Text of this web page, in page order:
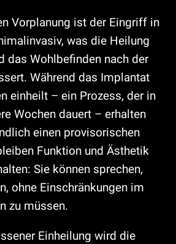
Vorplanung ist der Eingriff in
was die Heilung
das Wohlbefinden nach der
Während das Implantat
einheilt – ein Prozess, der in
Wochen dauert – erhalten
einen provisorischen
Funktion und Ästhetik
Sie können sprechen,
ohne Einschränkungen im
zu müssen.
Einheilung wird die